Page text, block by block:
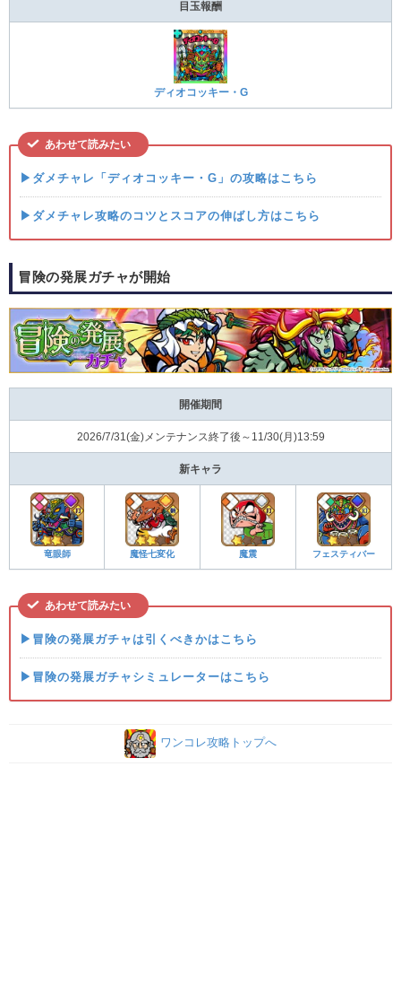
目玉報酬
ディオコッキー・G
あわせて読みたい
▶ダメチャレ「ディオコッキー・G」の攻略はこちら
▶ダメチャレ攻略のコツとスコアの伸ばし方はこちら
冒険の発展ガチャが開始
開催期間
2026/7/31(金)メンテナンス終了後～11/30(月)13:59
新キャラ
竜眼師 魔怪七変化 魔震 フェスティバー
あわせて読みたい
▶冒険の発展ガチャは引くべきかはこちら
▶冒険の発展ガチャシミュレーターはこちら
ワンコレ攻略トップへ